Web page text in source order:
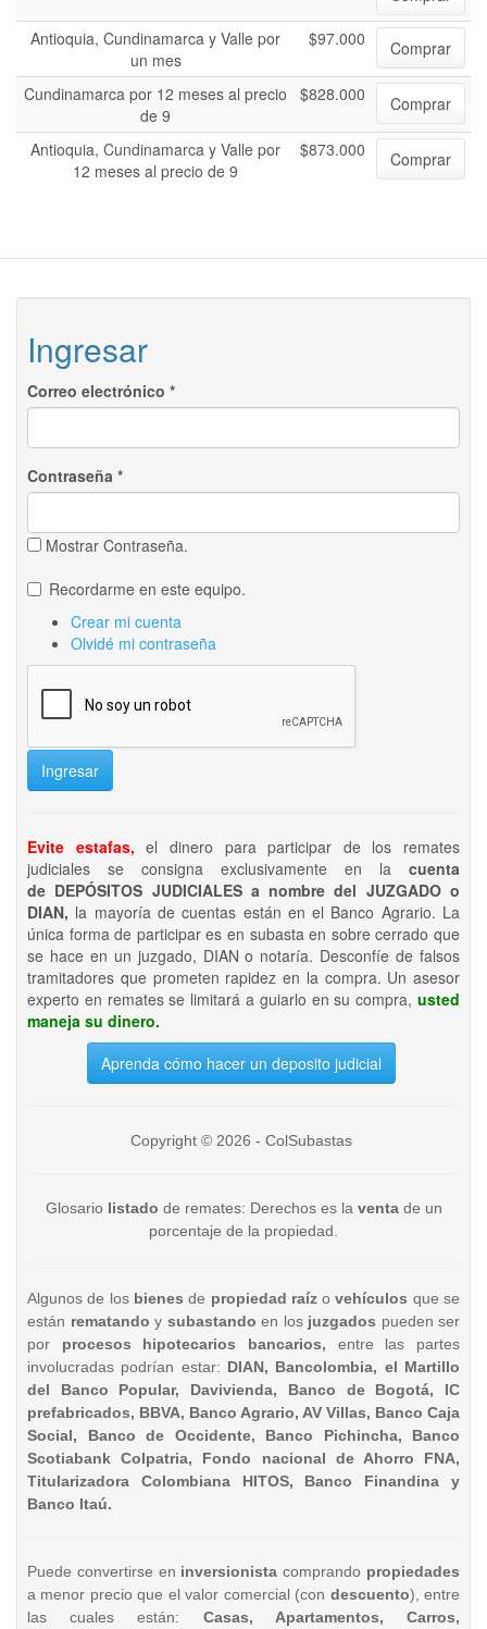
Antioquia, Cundinamarca y Valle por
un mes
$97.000 Comprar
Cundinamarca por 12 meses al precio
de 9
$828.000 Comprar
Antioquia, Cundinamarca y Valle por
12 meses al precio de 9
$873.000 Comprar
Ingresar
Correo electrónico *
Contraseña *
Mostrar Contraseña.
Recordarme en este equipo.
Crear mi cuenta
Olvidé mi contraseña
Ingresar
Evite estafas, el dinero para participar de los remates
judiciales se consigna exclusivamente en la cuenta
de DEPÓSITOS JUDICIALES a nombre del JUZGADO o
DIAN, la mayoría de cuentas están en el Banco Agrario. La
única forma de participar es en subasta en sobre cerrado que
se hace en un juzgado, DIAN o notaría. Desconfíe de falsos
tramitadores que prometen rapidez en la compra. Un asesor
experto en remates se limitará a guiarlo en su compra, usted
maneja su dinero.
Aprenda cómo hacer un deposito judicial
Copyright © 2026 - ColSubastas
Glosario listado de remates: Derechos es la ventade un
porcentaje de la propiedad.
Algunos de los bienesde propiedad raízo vehículos que se
están rematando y subastando en los juzgados pueden ser
por procesos hipotecarios bancarios, entre las partes
involucradas podrían estar: DIAN, Bancolombia, el Martillo
del Banco Popular, Davivienda, Banco de Bogotá, IC
prefabricados, BBVA, Banco Agrario, AV Villas, Banco Caja
Social, Banco de Occidente, Banco Pichincha, Banco
Scotiabank Colpatria, Fondo nacional de Ahorro FNA,
Titularizadora Colombiana HITOS, Banco Finandina y
Banco Itaú.
Puede convertirse en inversionista comprando propiedades
a menor precio que el valor comercial (con descuento), entre
las cuales están: Casas, Apartamentos, Carros,